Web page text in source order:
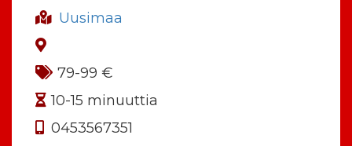
Uusimaa
79-99 €
10-15 minuuttia
0453567351